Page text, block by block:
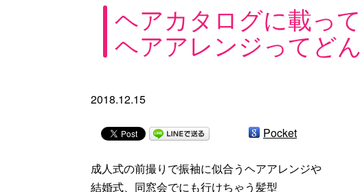
ヘアカタログに載っ
ヘアアレンジってど
2018.12.15
Pocket
成人式の前撮りで振袖に似合うヘアアレンジや
結婚式、同窓会でにも行けちゃう髪型